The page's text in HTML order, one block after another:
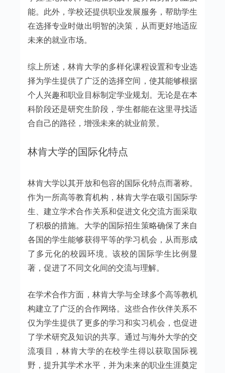
能。此外，学校还提供职业发展服务，帮助学生
在选择专业时做出明智的决策，从而更好地适应
未来的就业市场。
综上所述，林肯大学的多样化课程设置和专业选
择为学生提供了广泛的选择空间，使其能够根据
个人兴趣和职业目标制定学业规划。无论是在本
科阶段还是研究生阶段，学生都能在这里寻找适
合自己的路径，增强未来的就业前景。
林肯大学的国际化特点
林肯大学以其开放和包容的国际化特点而著称。
作为一所高等教育机构，林肯大学在吸引国际学
生、建立学术合作关系和促进文化交流方面采取
了积极的措施。大学的国际招生策略确保了来自
各国的学生能够获得平等的学习机会，从而形成
了多元化的校园环境。该校的国际学生比例显
著，促进了不同文化间的交流与理解。
在学术合作方面，林肯大学与全球多个高等教机
构建立了广泛的合作网络。这些合作伙伴关系不
仅为学生提供了更多的学习和实习机会，也促进
了学术研究及知识的共享。通过与海外大学的交
流项目，林肯大学的在校学生得以获取国际视
野，提升其学术水平，并为未来的职业生涯奠定